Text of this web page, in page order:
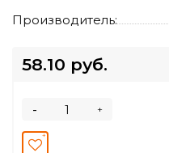
Производитель:
58.10 руб.
+
-